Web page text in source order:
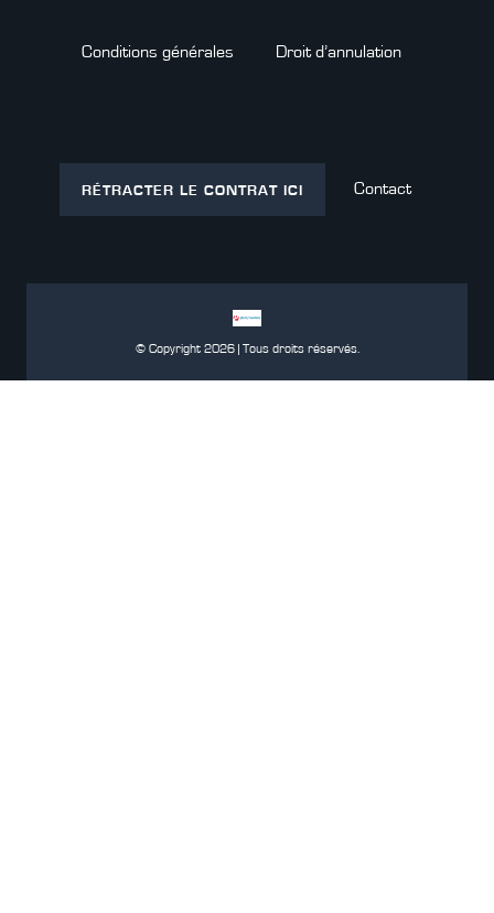
Conditions générales Droit d’annulation
RÉTRACTER LE CONTRAT ICI Contact
© Copyright 2026 | Tous droits réservés.